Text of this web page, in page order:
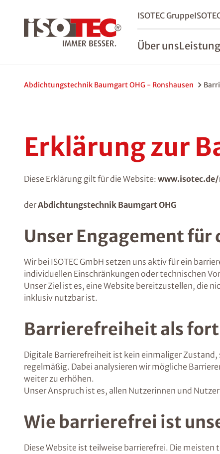
ISOTEC Gruppe
Über uns
Abdichtungstechnik Baumgart OHG - Ronshausen
Erklärung zur
Diese Erklärung gilt für die Website:
derAbdichtungstechnik Baumgart OHG
Unser Engagement für
Wir bei ISOTEC GmbH setzen uns aktiv für ein
individuellen Einschränkungen oder technischen
Unser Ziel ist es, eine Website bereitzustellen, die
inklusiv nutzbar ist.
Barrierefreiheit als
Digitale Barrierefreiheit ist kein einmaliger
regelmäßig. Dabei analysieren wir mögliche
weiter zu erhöhen.
Unser Anspruch ist es, allen Nutzerinnen und
Wie barrierefrei ist
Diese Website ist teilweise barrierefrei. Die